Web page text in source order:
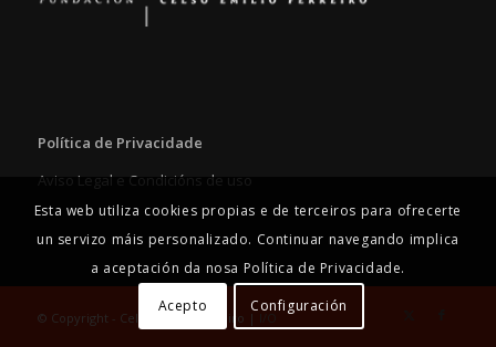
Política de Privacidade
Aviso Legal e Condicións de uso
© Copyright - Celso Emilio Ferreiro |
Esta web utiliza cookies propias e de terceiros para ofrecerte
un servizo máis personalizado. Continuar navegando implica
a aceptación da nosa Política de Privacidade.
Acepto Configuración